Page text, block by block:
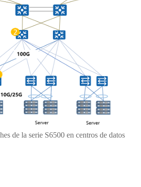
de la serie S6500 en centros de datos